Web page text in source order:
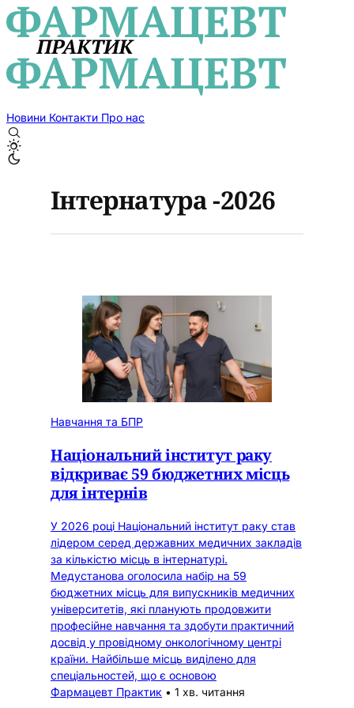
Новини Контакти Про нас
Інтернатура -2026
Навчання та БПР
Національний інститут раку
відкриває 59 бюджетних місць
для інтернів
У 2026 році Національний інститут раку став
лідером серед державних медичних закладів
за кількістю місць в інтернатурі.
Медустанова оголосила набір на 59
бюджетних місць для випускників медичних
університетів, які планують продовжити
професійне навчання та здобути практичний
досвід у провідному онкологічному центрі
країни. Найбільше місць виділено для
спеціальностей, що є основою
Фармацевт Практик • 1 хв. читання